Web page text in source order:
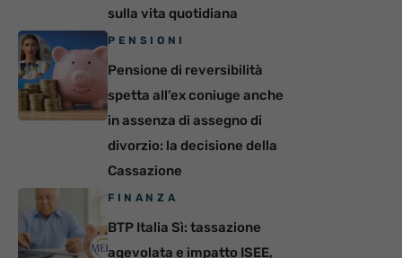
sulla vita quotidiana
PENSIONI
Pensione di reversibilità
spetta all’ex coniuge anche
in assenza di assegno di
divorzio: la decisione della
Cassazione
FINANZA
BTP Italia Sì: tassazione
agevolata e impatto ISEE,